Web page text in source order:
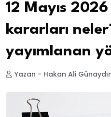
12 Mayıs
kararları
yayımlanan
Yazan - Hakan Ali